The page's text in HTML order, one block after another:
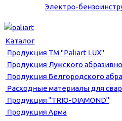
Электро-
Каталог
Продукция ТМ "Paliart LUX"
Продукция Лужского
Продукция Белгородского
Расходные материалы для
Продукция "TRIO-DIAMOND"
Продукция Арма